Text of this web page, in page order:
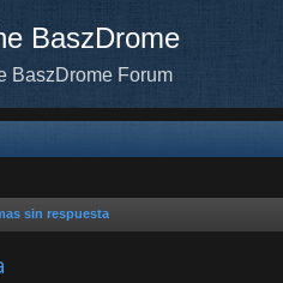
BaszDrome
BaszDrome Forum
sin respuesta